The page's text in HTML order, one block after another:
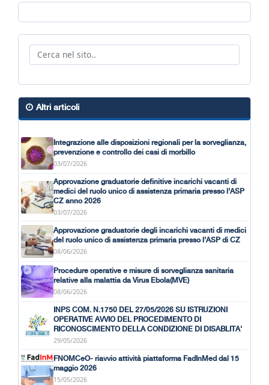
Altri articoli
Integrazione alle disposizioni regionali per la sorveglianza,
prevenzione e controllo dei casi di morbillo
03/07/2026
Approvazione graduatorie definitive incarichi vacanti di
medici del ruolo unico di assistenza primaria presso l’ASP
CZ anno 2026
03/07/2026
Approvazione graduatorie degli incarichi vacanti di medici
del ruolo unico di assistenza primaria presso l’ASP di CZ
08/06/2026
Procedure operative e misure di sorveglianza sanitaria
relative alla malattia da Virus Ebola(MVE)
08/06/2026
INPS COM. N.1750 DEL 27/05/2026 SU ISTRUZIONI
OPERATIVE AVVIO DEL PROCEDIMENTO DI
RICONOSCIMENTO DELLA CONDIZIONE DI DISABLITA'
29/05/2026
FNOMCeO- riavvio attività piattaforma FadInMed dal 15
maggio 2026
15/05/2026